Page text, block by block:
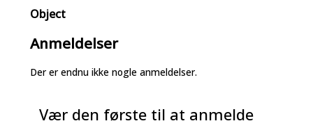
Object
Anmeldelser
Der er endnu ikke nogle anmeldelser.
Vær den første til at anmelde